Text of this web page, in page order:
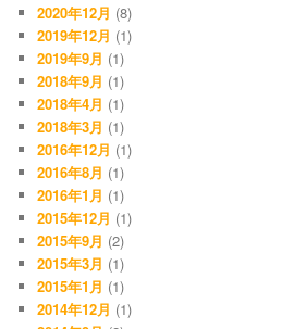
2020年12月 (8)
2019年12月 (1)
2019年9月 (1)
2018年9月 (1)
2018年4月 (1)
2018年3月 (1)
2016年12月 (1)
2016年8月 (1)
2016年1月 (1)
2015年12月 (1)
2015年9月 (2)
2015年3月 (1)
2015年1月 (1)
2014年12月 (1)